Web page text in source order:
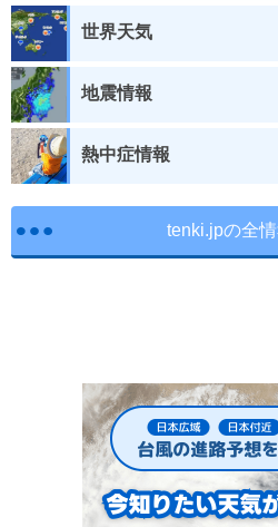
世界天気
地震情報
熱中症情報
tenki.jpの全